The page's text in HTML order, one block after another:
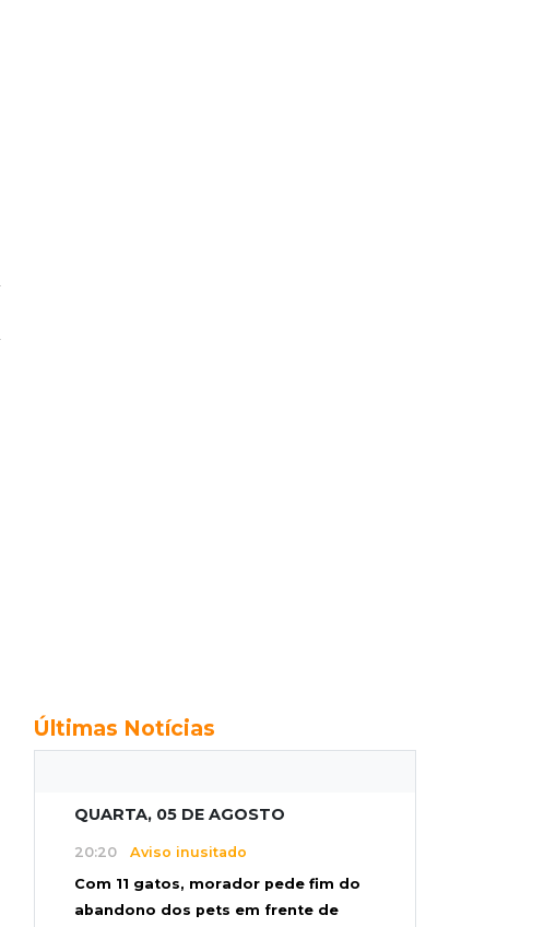
Últimas Notícias
QUARTA, 05 DE AGOSTO
20:20 Aviso inusitado
Com 11 gatos, morador pede fim do
abandono dos pets em frente de